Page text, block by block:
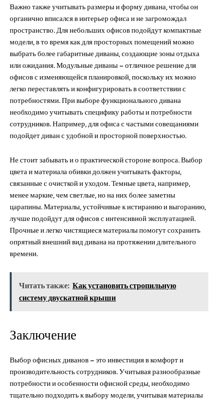
Важно также учитывать размеры и форму дивана, чтобы он
органично вписался в интерьер офиса и не загромождал
пространство. Для небольших офисов подойдут компактные
модели, в то время как для просторных помещений можно
выбрать более габаритные диваны, создающие зоны отдыха
или ожидания. Модульные диваны – отличное решение для
офисов с изменяющейся планировкой, поскольку их можно
легко переставлять и конфигурировать в соответствии с
потребностями. При выборе функционального дивана
необходимо учитывать специфику работы и потребности
сотрудников. Например, для офиса с частыми совещаниями
подойдет диван с удобной и просторной поверхностью.
Не стоит забывать и о практической стороне вопроса. Выбор
цвета и материала обивки должен учитывать факторы,
связанные с очисткой и уходом. Темные цвета, например,
менее маркие, чем светлые, но на них более заметны
царапины. Материалы, устойчивые к истиранию и выгоранию,
лучше подойдут для офисов с интенсивной эксплуатацией.
Прочные и легко чистящиеся материалы помогут сохранить
опрятный внешний вид дивана на протяжении длительного
времени.
Читать также: Как установить стропильную
систему двускатной крыши
Заключение
Выбор офисных диванов – это инвестиция в комфорт и
производительность сотрудников. Учитывая разнообразные
потребности и особенности офисной среды, необходимо
тщательно подходить к выбору модели, учитывая материалы